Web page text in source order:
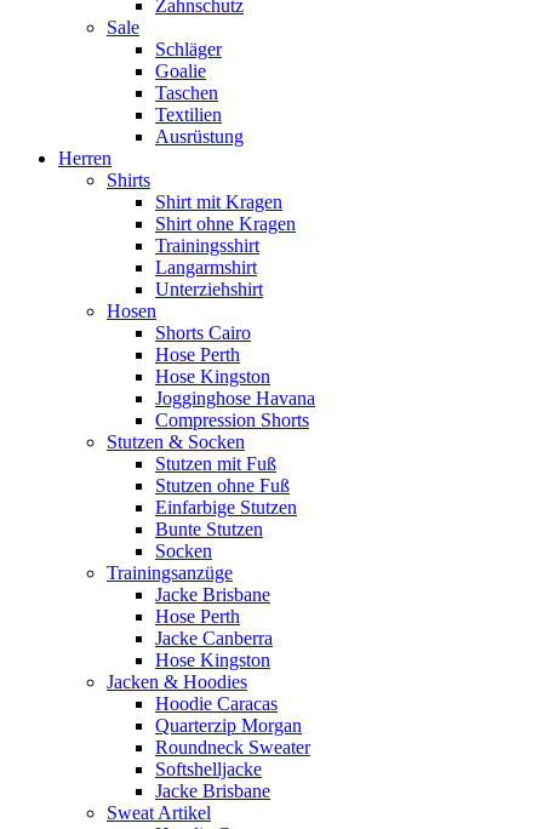
Zahnschutz
Sale
Schläger
Goalie
Taschen
Textilien
Ausrüstung
Herren
Shirts
Shirt mit Kragen
Shirt ohne Kragen
Trainingsshirt
Langarmshirt
Unterziehshirt
Hosen
Shorts Cairo
Hose Perth
Hose Kingston
Jogginghose Havana
Compression Shorts
Stutzen & Socken
Stutzen mit Fuß
Stutzen ohne Fuß
Einfarbige Stutzen
Bunte Stutzen
Socken
Trainingsanzüge
Jacke Brisbane
Hose Perth
Jacke Canberra
Hose Kingston
Jacken & Hoodies
Hoodie Caracas
Quarterzip Morgan
Roundneck Sweater
Softshelljacke
Jacke Brisbane
Sweat Artikel